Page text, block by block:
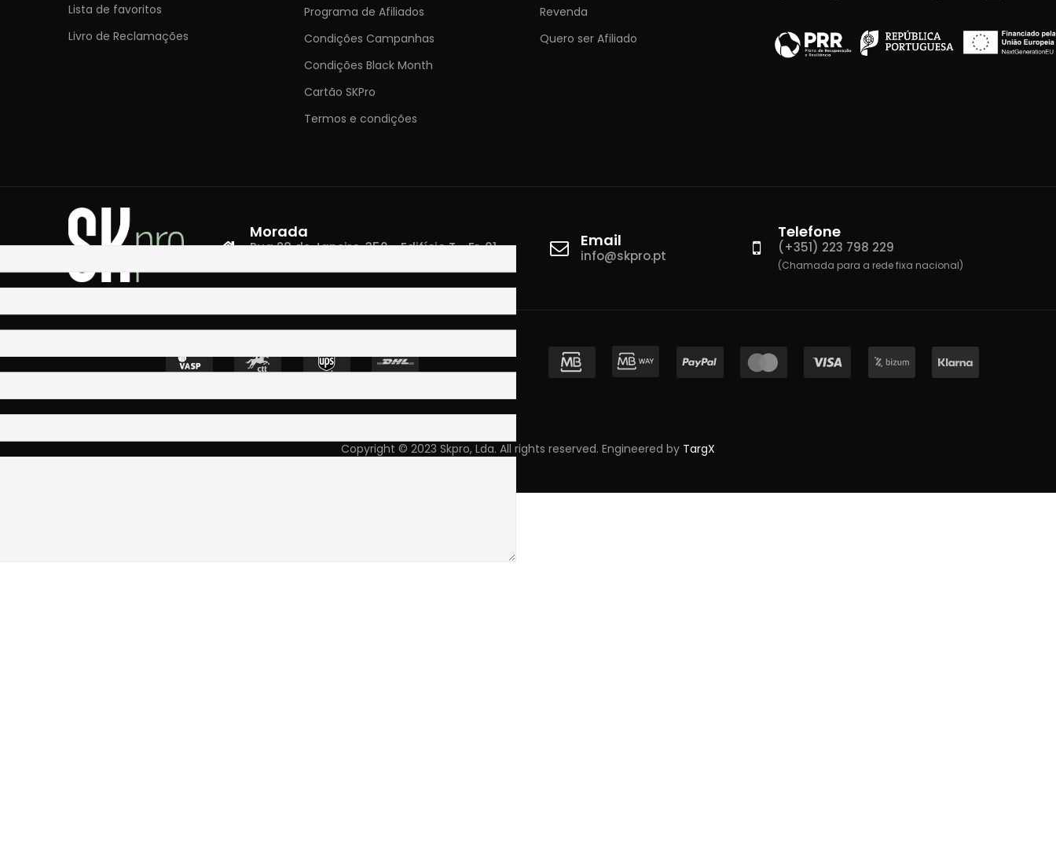
Lista de favoritos
Livro de Reclamações
Programa de Afiliados
Condições Campanhas
Condições Black Month
Cartão SKPro
Termos e condições
Revenda
Quero ser Afiliado
Morada
Rua 28 de Janeiro, 350 - Edifício T - Fr. 01
Email
info@skpro.pt
Telefone
(+351) 223 798 229
(Chamada para a rede fixa nacional)
Copyright © 2023 Skpro, Lda. All rights reserved. Engineered by TargX